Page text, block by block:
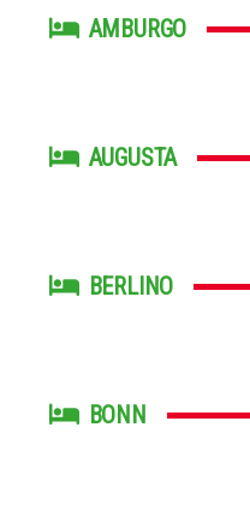
AMBURGO
AUGUSTA
BERLINO
BONN